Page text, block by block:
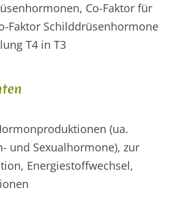
Co-Faktor für
Faktor Schilddrüsenhormone
T4 in T3
(ua.
und Sexualhormone), zur
Energiestoffwechsel,